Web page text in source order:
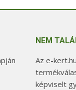
NEM
Az e-
képviselt